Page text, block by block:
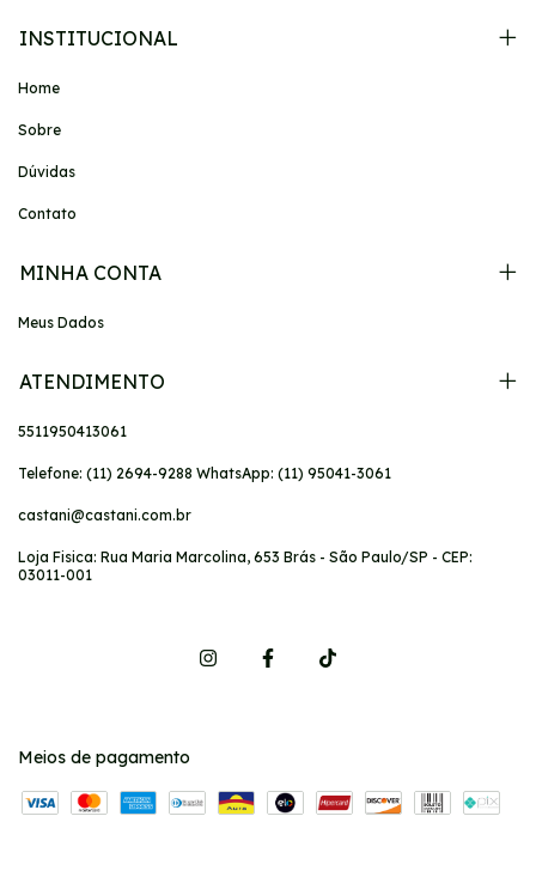
INSTITUCIONAL
Home
Sobre
Dúvidas
Contato
MINHA CONTA
Meus Dados
ATENDIMENTO
5511950413061
Telefone: (11) 2694-9288 WhatsApp: (11) 95041-3061
castani@castani.com.br
Loja Fisica: Rua Maria Marcolina, 653 Brás - São Paulo/SP - CEP:
03011-001
Meios de pagamento